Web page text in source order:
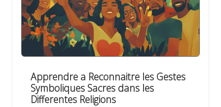
Apprendre a Reconnaitre les Gestes
Symboliques Sacres dans les
Differentes Religions